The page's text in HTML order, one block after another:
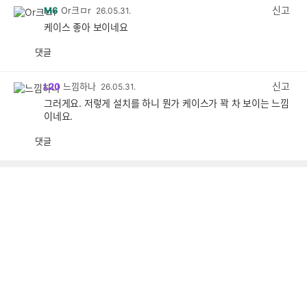
M6 Or크ㅁr 26.05.31.
신고
케이스 좋아 보이네요
댓글
L20 느낌하나 26.05.31.
신고
그러게요. 저렇게 설치를 하니 뭔가 케이스가 꽉 차 보이는 느낌
이네요.
댓글